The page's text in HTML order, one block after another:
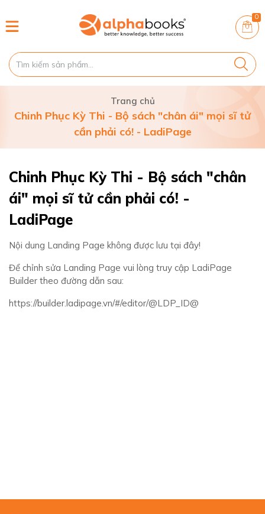
0
Trang chủ
Chinh Phục Kỳ Thi - Bộ sách "chân ái" mọi sĩ tử
cần phải có! - LadiPage
Chinh Phục Kỳ Thi - Bộ sách "chân
ái" mọi sĩ tử cần phải có! -
LadiPage
Nội dung Landing Page không được lưu tại đây!
Để chỉnh sửa Landing Page vui lòng truy cập LadiPage
Builder theo đường dẫn sau:
https://builder.ladipage.vn/#/editor/@LDP_ID@